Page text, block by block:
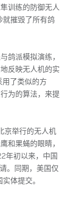
训练的防御无人
就摧毁了所有鸽
鸽派模拟演练，
反映无人机的实
了类似的方
为的算法，来提
京举行的无人机
和果蝇的眼睛，
年初以来，中国
。同期，美国仅
体提交。